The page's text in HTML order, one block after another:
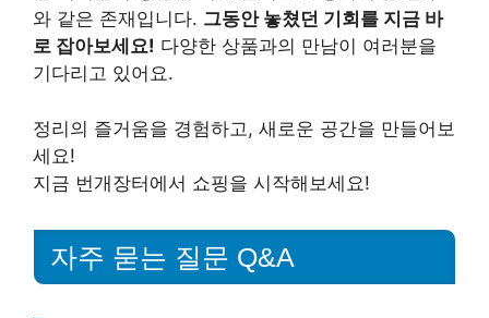
와 같은 존재입니다. 그동안 놓쳤던 기회를 지금 바
로 잡아보세요! 다양한 상품과의 만남이 여러분을
기다리고 있어요.
정리의 즐거움을 경험하고, 새로운 공간을 만들어보
세요!
지금 번개장터에서 쇼핑을 시작해보세요!
자주 묻는 질문 Q&A